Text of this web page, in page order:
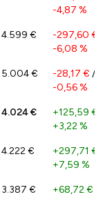
-4,87 %
4.599 € -297,60 €
-6,08 %
5.004 € -28,17 € /
-0,56 %
4.024 € +125,59 €
+3,22 %
4.222 € +297,71 €
+7,59 %
3.387 € +68,72 €